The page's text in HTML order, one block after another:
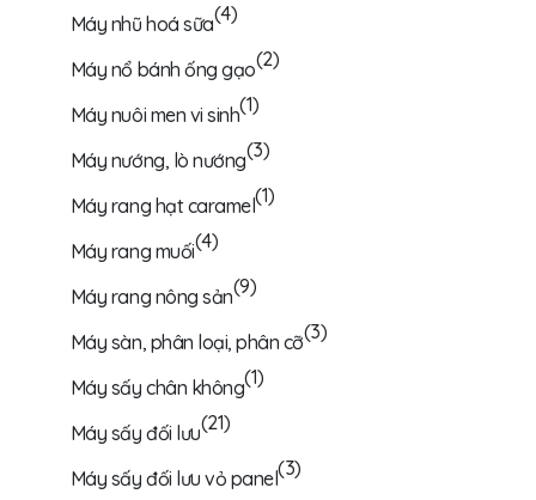
Máy nhũ hoá sữa(4)
Máy nổ bánh ống gạo(2)
Máy nuôi men vi sinh(1)
Máy nướng, lò nướng(3)
Máy rang hạt caramel(1)
Máy rang muối(4)
Máy rang nông sản(9)
Máy sàn, phân loại, phân cỡ(3)
Máy sấy chân không(1)
Máy sấy đối lưu(21)
Máy sấy đối lưu vỏ panel(3)